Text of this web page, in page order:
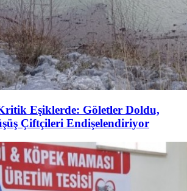
Eşiklerde: Göletler Doldu,
Çiftçileri Endişelendiriyor